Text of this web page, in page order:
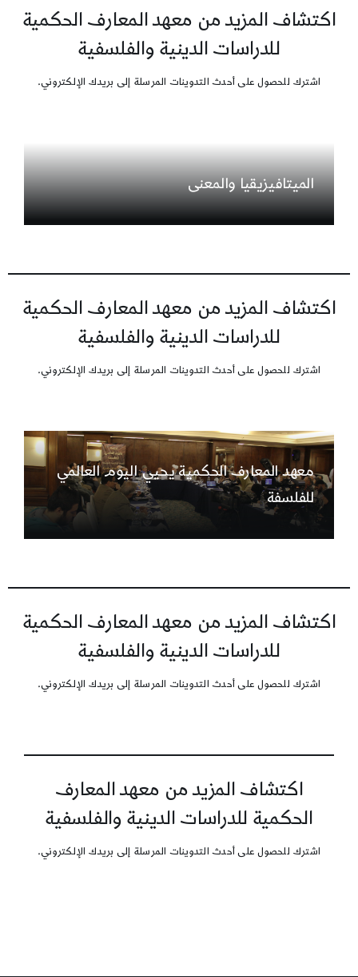
اكتشاف المزيد من معهد المعارف الحكمية
للدراسات الدينية والفلسفية
اشترك للحصول على أحدث التدوينات المرسلة إلى بريدك الإلكتروني.
الميتافيزيقيا والمعنى
اكتشاف المزيد من معهد المعارف الحكمية
للدراسات الدينية والفلسفية
اشترك للحصول على أحدث التدوينات المرسلة إلى بريدك الإلكتروني.
معهد المعارف الحكمية يحيي اليوم العالمي
للفلسفة
اكتشاف المزيد من معهد المعارف الحكمية
للدراسات الدينية والفلسفية
اشترك للحصول على أحدث التدوينات المرسلة إلى بريدك الإلكتروني.
اكتشاف المزيد من معهد المعارف
الحكمية للدراسات الدينية والفلسفية
اشترك للحصول على أحدث التدوينات المرسلة إلى بريدك الإلكتروني.